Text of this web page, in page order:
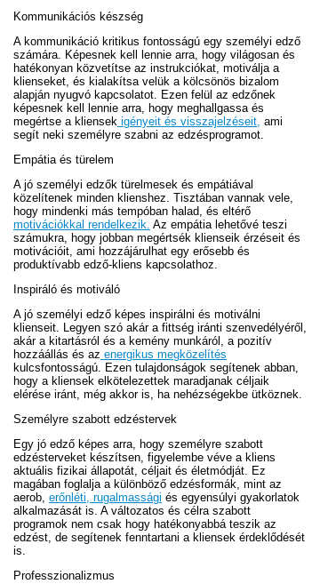
Kommunikációs készség
A kommunikáció kritikus fontosságú egy személyi edző
számára. Képesnek kell lennie arra, hogy világosan és
hatékonyan közvetítse az instrukciókat, motiválja a
klienseket, és kialakítsa velük a kölcsönös bizalom
alapján nyugvó kapcsolatot. Ezen felül az edzőnek
képesnek kell lennie arra, hogy meghallgassa és
megértse a kliensek igényeit és visszajelzéseit, ami
segít neki személyre szabni az edzésprogramot.
Empátia és türelem
A jó személyi edzők türelmesek és empátiával
közelítenek minden klienshez. Tisztában vannak vele,
hogy mindenki más tempóban halad, és eltérő
motivációkkal rendelkezik. Az empátia lehetővé teszi
számukra, hogy jobban megértsék klienseik érzéseit és
motivációit, ami hozzájárulhat egy erősebb és
produktívabb edző-kliens kapcsolathoz.
Inspiráló és motiváló
A jó személyi edző képes inspirálni és motiválni
klienseit. Legyen szó akár a fittség iránti szenvedélyéről,
akár a kitartásról és a kemény munkáról, a pozitív
hozzáállás és az energikus megközelítés
kulcsfontosságú. Ezen tulajdonságok segítenek abban,
hogy a kliensek elkötelezettek maradjanak céljaik
elérése iránt, még akkor is, ha nehézségekbe ütköznek.
Személyre szabott edzéstervek
Egy jó edző képes arra, hogy személyre szabott
edzésterveket készítsen, figyelembe véve a kliens
aktuális fizikai állapotát, céljait és életmódját. Ez
magában foglalja a különböző edzésformák, mint az
aerob, erőnléti, rugalmassági és egyensúlyi gyakorlatok
alkalmazását is. A változatos és célra szabott
programok nem csak hogy hatékonyabbá teszik az
edzést, de segítenek fenntartani a kliensek érdeklődését
is.
Professzionalizmus